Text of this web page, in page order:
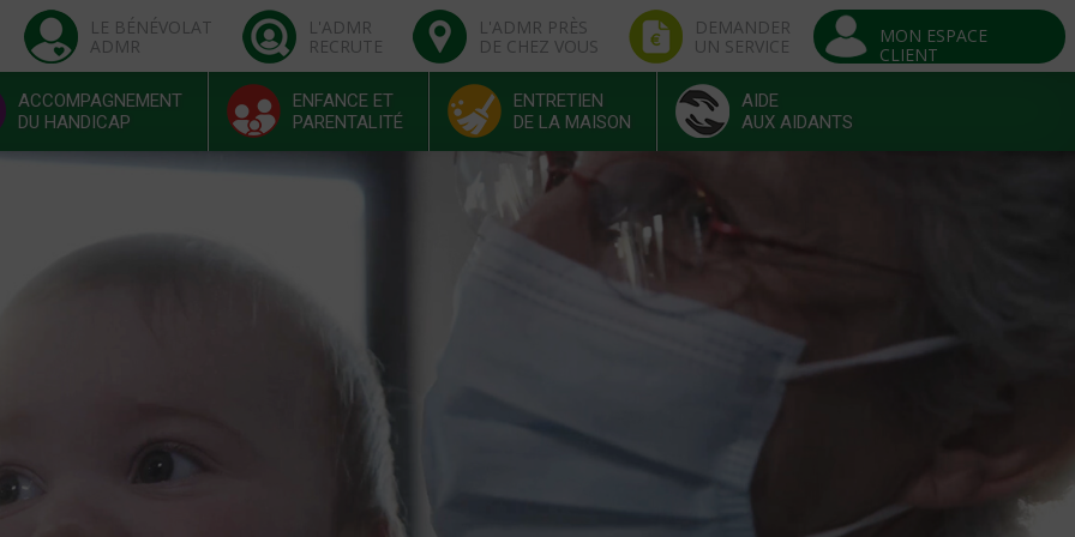
LE BÉNÉVOLAT
ADMR
L'ADMR
RECRUTE
L'ADMR PRÈS
DE CHEZ VOUS
DEMANDER
UN SERVICE
MON ESPACE
CLIENT
ACCOMPAGNEMENT
DU HANDICAP
ENFANCE ET
PARENTALITÉ
ENTRETIEN
DE LA MAISON
AIDE
AUX AIDANTS